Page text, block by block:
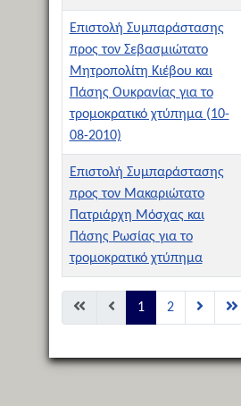
Επιστολή Συμπαράστασης
προς τον Σεβασμιώτατο
Μητροπολίτη Κιέβου και
Πάσης Ουκρανίας για το
τρομοκρατικό χτύπημα (10-
08-2010)
Επιστολή Συμπαράστασης
προς τον Μακαριώτατο
Πατριάρχη Μόσχας και
Πάσης Ρωσίας για το
τρομοκρατικό χτύπημα
1 2